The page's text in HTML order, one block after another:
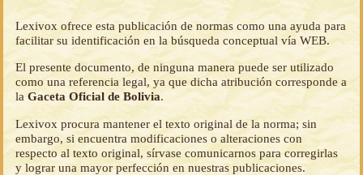
Lexivox ofrece esta publicación de normas como una ayuda para
facilitar su identificación en la búsqueda conceptual vía WEB.
El presente documento, de ninguna manera puede ser utilizado
como una referencia legal, ya que dicha atribución corresponde a
laGaceta Oficial de Bolivia.
Lexivox procura mantener el texto original de la norma; sin
embargo, si encuentra modificaciones o alteraciones con
respecto al texto original, sírvase comunicarnos para corregirlas
y lograr una mayor perfección en nuestras publicaciones.